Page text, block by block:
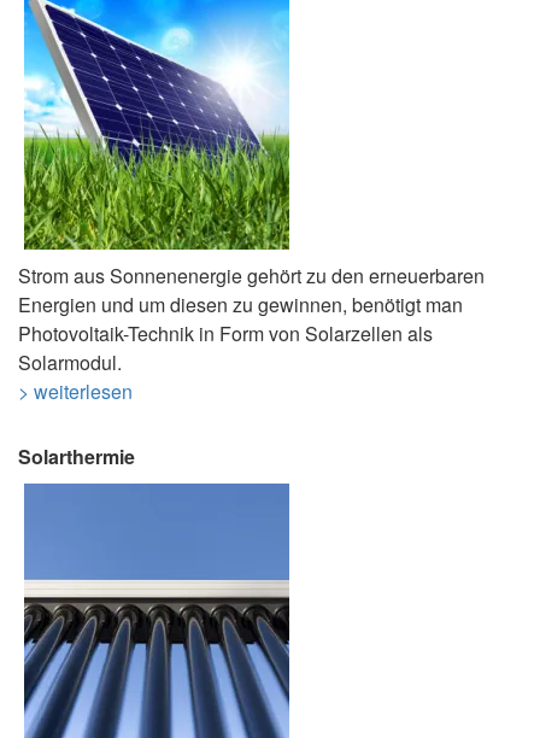
Strom aus Sonnenenergie gehört zu den erneuerbaren
Energien und um diesen zu gewinnen, benötigt man
Photovoltaik-Technik in Form von Solarzellen als
Solarmodul.
> weiterlesen
Solarthermie